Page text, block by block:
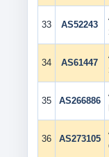
33 AS52243
34 AS61447
35 AS266886
36 AS273105